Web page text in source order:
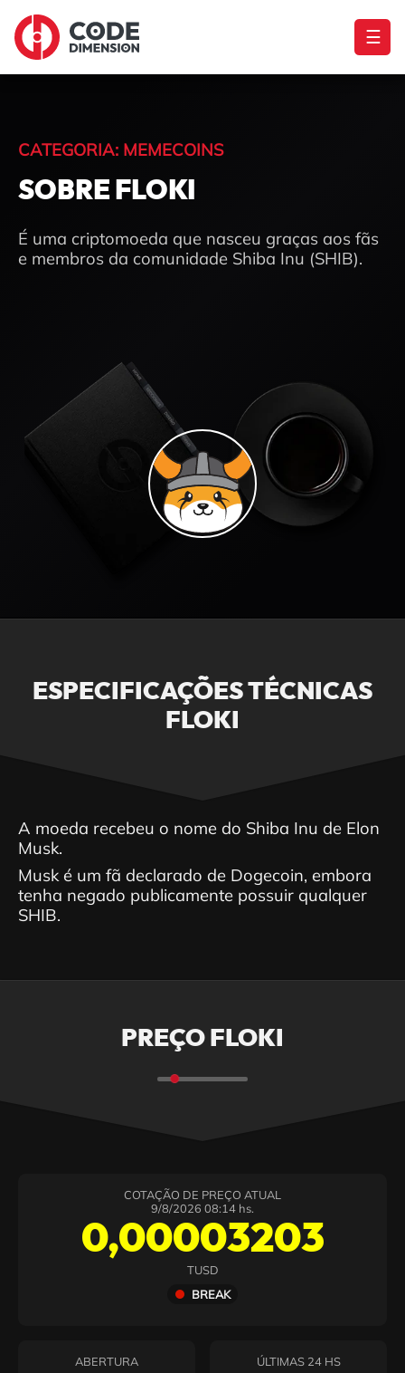
☰
CATEGORIA: MEMECOINS
SOBRE FLOKI
É uma criptomoeda que nasceu graças aos fãs
e membros da comunidade Shiba Inu (SHIB).
ESPECIFICAÇÕES TÉCNICAS
FLOKI
A moeda recebeu o nome do Shiba Inu de Elon
Musk.
Musk é um fã declarado de Dogecoin, embora
tenha negado publicamente possuir qualquer
SHIB.
PREÇO FLOKI
COTAÇÃO DE PREÇO ATUAL
9/8/2026 08:14 hs.
0,00003203
TUSD
BREAK
ABERTURA ÚLTIMAS 24 HS